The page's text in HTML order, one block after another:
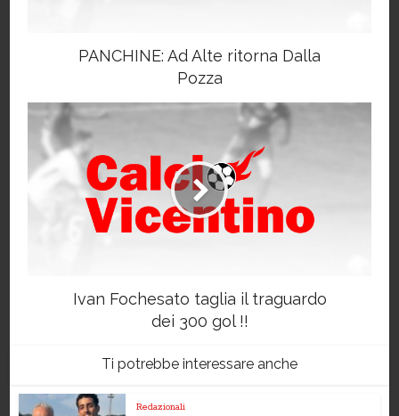
PANCHINE: Ad Alte ritorna Dalla
Pozza
Ivan Fochesato taglia il traguardo
dei 300 gol !!
Ti potrebbe interessare anche
Redazionali